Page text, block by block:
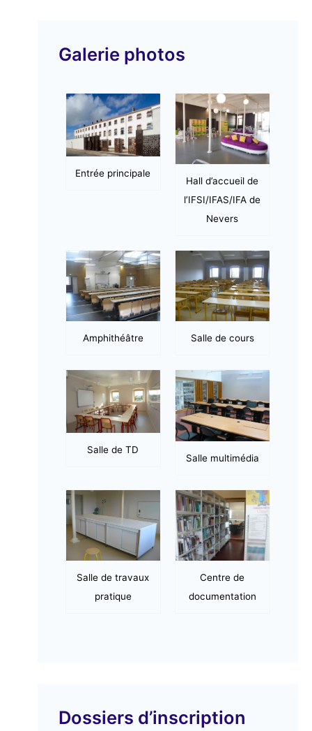
d
Galerie photos
Entrée principale
Hall d’accueil de
l’IFSI/IFAS/IFA de
Nevers
Amphithéâtre Salle de cours
Salle de TD
Salle multimédia
Salle de travaux
pratique
Centre de
documentation
Dossiers d’inscription